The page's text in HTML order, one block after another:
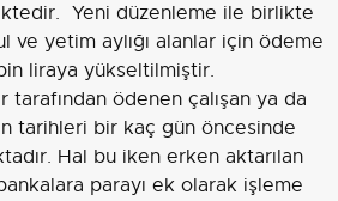
Yeni düzenleme ile birlikte
ve yetim aylığı alanlar için ödeme
liraya yükseltilmiştir.
tarafından ödenen çalışan ya da
tarihleri bir kaç gün öncesinde
Hal bu iken erken aktarılan
parayı ek olarak işleme